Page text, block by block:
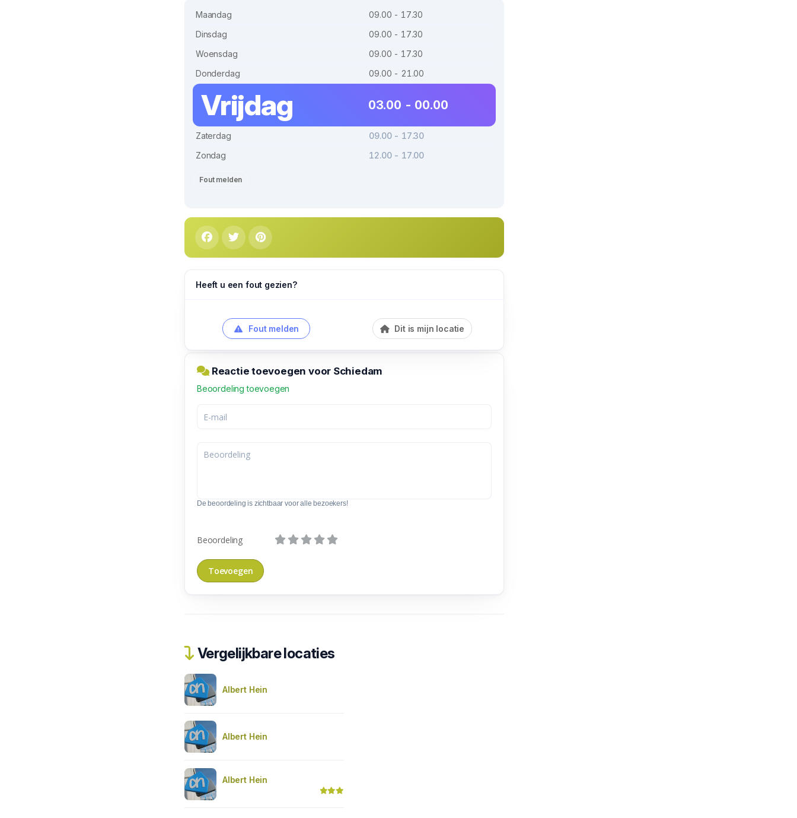
Maandag
09.00 - 17.30
Dinsdag
09.00 - 17.30
Woensdag
09.00 - 17.30
Donderdag
09.00 - 21.00
Vrijdag 03.00 - 00.00
Zaterdag
09.00 - 17.30
Zondag
12.00 - 17.00
Fout melden
Heeft u een fout gezien?
Fout melden Dit is mijn locatie
Reactie toevoegen voor Schiedam
Beoordeling toevoegen
De beoordeling is zichtbaar voor alle bezoekers!
Beoordeling
Vergelijkbare locaties
Albert Hein
Albert Hein
Albert Hein